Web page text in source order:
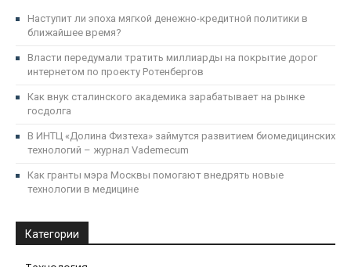
Наступит ли эпоха мягкой денежно-кредитной политики в
ближайшее время?
Власти передумали тратить миллиарды на покрытие дорог
интернетом по проекту Ротенбергов
Как внук сталинского академика зарабатывает на рынке
госдолга
В ИНТЦ «Долина Физтеха» займутся развитием биомедицинских
технологий – журнал Vademecum
Как гранты мэра Москвы помогают внедрять новые
технологии в медицине
Категории